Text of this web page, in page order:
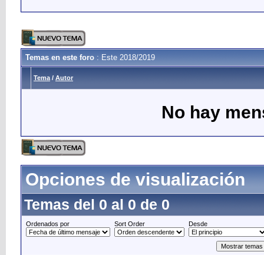
Temas en este foro : Este 2018/2019
Tema / Autor
No hay
Opciones de visualización
Temas del 0 al 0 de 0
Ordenados por Sort Order Desde